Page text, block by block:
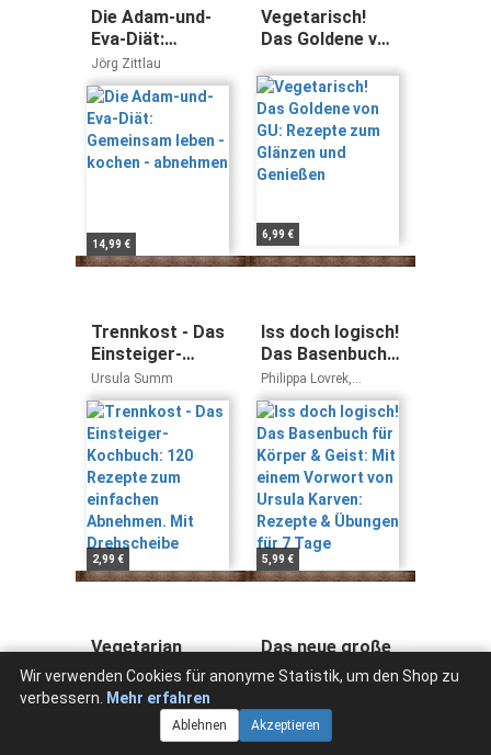
Die Adam-und-
Eva-Diät:
Gemeinsam
leben - kochen -
abnehmen
Jörg Zittlau
14,99 €
Vegetarisch!
Das Goldene von
zum Glänzen und
Genießen
6,99 €
Trennkost - Das
Einsteiger-
Kochbuch: 120
Rezepte zum
einfachen
Abnehmen. Mit
Drehscheibe
Ursula Summ
2,99 €
Iss doch logisch!
Das Basenbuch
für Körper &
Geist: Mit einem
Vorwort von
Ursula Karven:
Rezepte &
Übungen für 7
Tage
Philippa Lovrek,
Leopold Lovrek, Lukas
Lovrek, Albrecht Eltz
5,99 €
Vegetarian
Basics: Alles,
was man
braucht zum
Glück - außer
Cornelia Schinharl
Sebastian Dickhaut
Das neue große
Weight
Watchers
Kochbuch: über
200 Rezepte und
Wir verwenden Cookies für anonyme Statistik, um den Shop zu
verbessern.
Mehr erfahren
Ablehnen Akzeptieren